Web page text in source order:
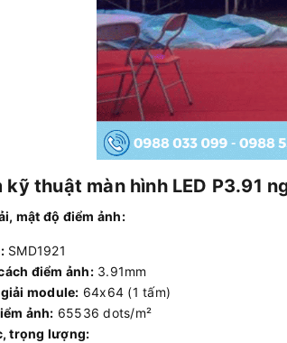
thuật màn hình LED P3.91
mật độ điểm ảnh:
SMD1921
điểm ảnh:3.91mm
module: 64x64 (1 tấm)
ảnh: 65536 dots/m²
trọng lượng: